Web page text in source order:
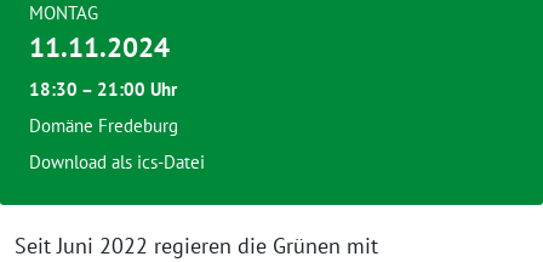
Seit Juni 2022 regieren die Grünen mit
MONTAG
11.11.2024
18:30 – 21:00 Uhr
Domäne Fredeburg
Download als ics-Datei